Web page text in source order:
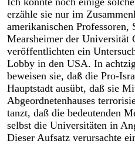
erzähle sie nur im
amerikanischen
Mearsheimer der Universität
veröffentlichten ein
Lobby in den USA. In
beweisen sie, daß die Pro-
Hauptstadt ausübt, daß sie
Abgeordnetenhauses
tanzt, daß die bedeutenden
selbst die Universitäten in
Dieser Aufsatz verursachte